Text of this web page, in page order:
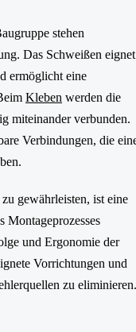
stehen
Das Schweißen eignet
ermöglicht eine
Kleben werden die
miteinander verbunden.
Verbindungen, die
gewährleisten, ist eine
Montageprozesses
und Ergonomie der
Vorrichtungen und
zu eliminieren.